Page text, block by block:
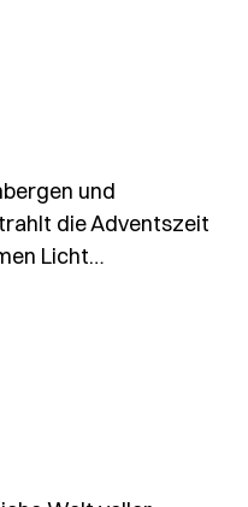
und
die Adventszeit
Licht…